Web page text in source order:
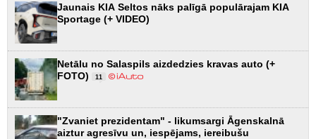
Jaunais KIA Seltos nāks palīgā populārajam KIA
Sportage (+ VIDEO)
Netālu no Salaspils aizdedzies kravas auto (+
FOTO)
11
"Zvaniet prezidentam" - likumsargi Āgenskalnā
aiztur agresīvu un, iespējams, iereibušu